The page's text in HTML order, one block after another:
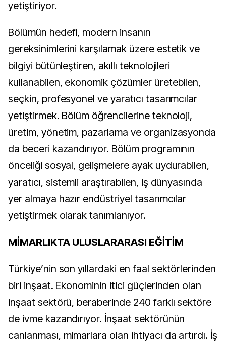
yetiştiriyor.
Bölümün hedefi, modern insanın
gereksinimlerini karşılamak üzere estetik ve
bilgiyi bütünleştiren, akıllı teknolojileri
kullanabilen, ekonomik çözümler üretebilen,
seçkin, profesyonel ve yaratıcı tasarımcılar
yetiştirmek. Bölüm öğrencilerine teknoloji,
üretim, yönetim, pazarlama ve organizasyonda
da beceri kazandırıyor. Bölüm programının
önceliği sosyal, gelişmelere ayak uydurabilen,
yaratıcı, sistemli araştırabilen, iş dünyasında
yer almaya hazır endüstriyel tasarımcılar
yetiştirmek olarak tanımlanıyor.
MİMARLIKTA ULUSLARARASI EĞİTİM
Türkiye’nin son yıllardaki en faal sektörlerinden
biri inşaat. Ekonominin itici güçlerinden olan
inşaat sektörü, beraberinde 240 farklı sektöre
de ivme kazandırıyor. İnşaat sektörünün
canlanması, mimarlara olan ihtiyacı da artırdı. İş